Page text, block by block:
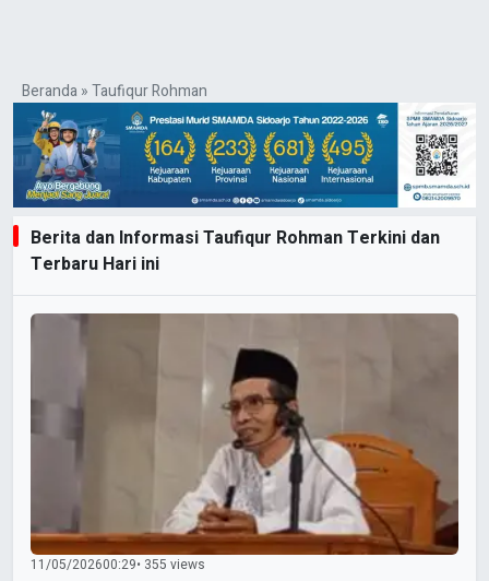
Beranda»Taufiqur Rohman
Berita dan Informasi Taufiqur Rohman Terkini dan
Terbaru Hari ini
11/05/202600:29• 355 views